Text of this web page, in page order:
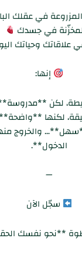
في عقلك
في جسدك
علاقاتك وحياتك
إنها:
لكن
لكنها **واضحة**
والخروج
الدخول**.
—
سجّل الآن
**نحو نفسك